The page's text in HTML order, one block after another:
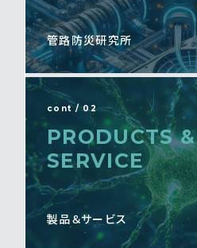
管路防災研究所
cont / 02
PRODUCTS &
SERVICE
製品＆サービス